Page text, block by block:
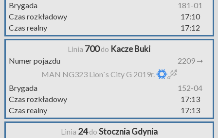
Brygada
181-01
Czas rozkładowy
17:10
Czas realny
17:12
Linia 700do Kacze Buki
Numer pojazdu
2209 ➞
MAN NG323 Lion`s City G 2019r.
Brygada
152-04
Czas rozkładowy
17:13
Czas realny
17:13
Linia 24do Stocznia Gdynia